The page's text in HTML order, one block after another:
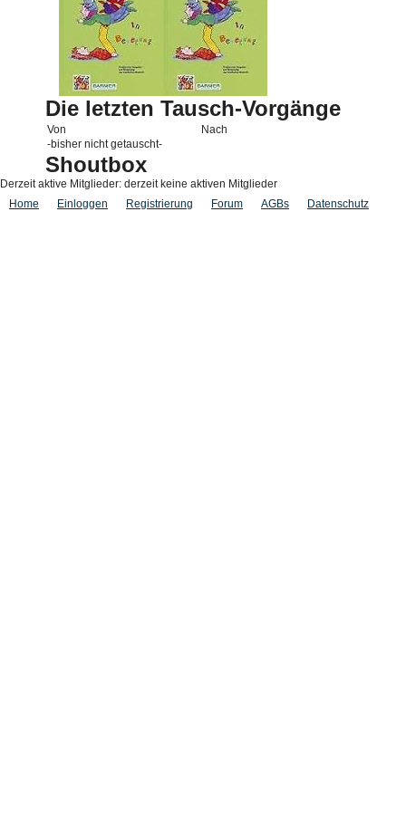
Die letzten Tausch-Vorgänge
Von
Nach
-bisher nicht getauscht-
Shoutbox
Derzeit aktive Mitglieder: derzeit keine aktiven Mitglieder
Home
Einloggen Registrierung Forum AGBs Datenschutz